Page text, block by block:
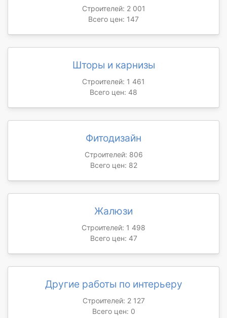
Строителей: 2 001
Всего цен: 147
Шторы и карнизы
Строителей: 1 461
Всего цен: 48
Фитодизайн
Строителей: 806
Всего цен: 82
Жалюзи
Строителей: 1 498
Всего цен: 47
Другие работы по интерьеру
Строителей: 2 127
Всего цен: 0